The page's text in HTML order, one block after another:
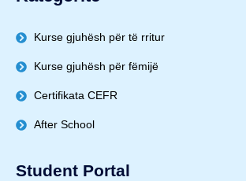
Kurse gjuhësh për të rritur
Kurse gjuhësh për fëmijë
Certifikata CEFR
After School
Student Portal